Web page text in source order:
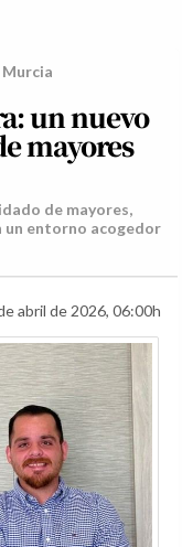
un nuevo
mayores
de mayores,
un entorno acogedor
abril de 2026, 06:00h